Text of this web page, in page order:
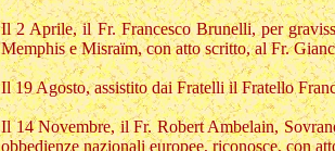
Il 2 Aprile, il Fr. Francesco Brunelli, per
Memphis e Misraïm, con atto scritto, al Fr.
Il 19 Agosto, assistito dai Fratelli il Fratello
Il 14 Novembre, il Fr. Robert Ambelain,
obbedienze nazionali europee, riconosce, con